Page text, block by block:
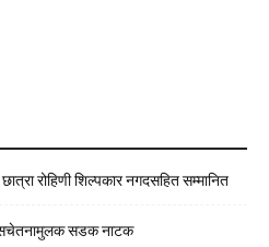
रोहिणी शिल्पकार नगदसहित सम्मानित
सचेतनामुलक सडक नाटक